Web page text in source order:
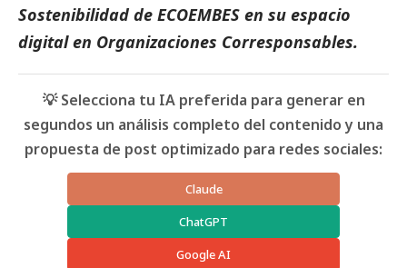
Sostenibilidad de ECOEMBES en su espacio
digital en Organizaciones Corresponsables.
💡 Selecciona tu IA preferida para generar en
segundos un análisis completo del contenido y una
propuesta de post optimizado para redes sociales:
Claude
ChatGPT
Google AI